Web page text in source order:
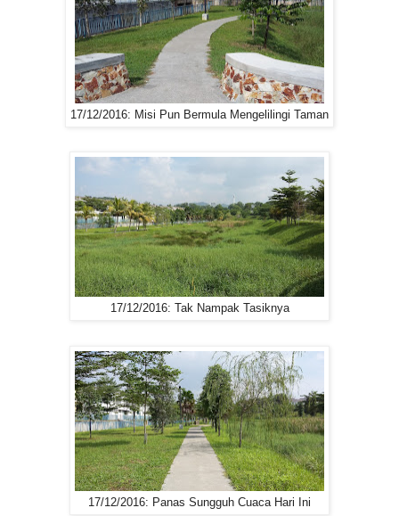
17/12/2016: Misi Pun Bermula Mengelilingi Taman
17/12/2016: Tak Nampak Tasiknya
17/12/2016: Panas Sungguh Cuaca Hari Ini